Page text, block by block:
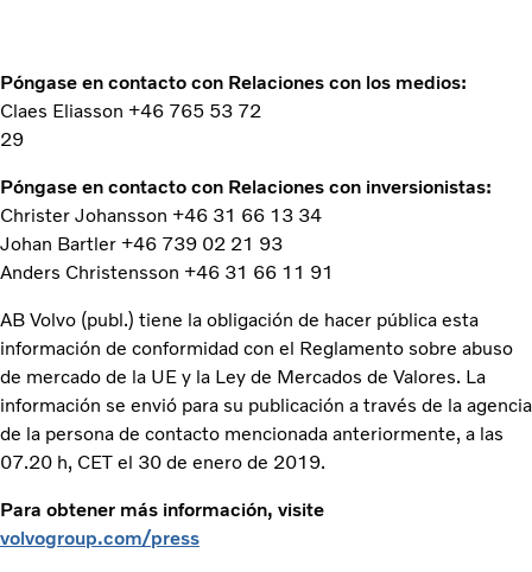
Póngase en contacto con Relaciones con los medios:
Claes Eliasson +46 765 53 72
29
Póngase en contacto con Relaciones con inversionistas:
Christer Johansson +46 31 66 13 34
Johan Bartler +46 739 02 21 93
Anders Christensson +46 31 66 11 91
AB Volvo (publ.) tiene la obligación de hacer pública esta
información de conformidad con el Reglamento sobre abuso
de mercado de la UE y la Ley de Mercados de Valores. La
información se envió para su publicación a través de la agencia
de la persona de contacto mencionada anteriormente, a las
07.20 h, CET el 30 de enero de 2019.
Para obtener más información, visite
volvogroup.com/press